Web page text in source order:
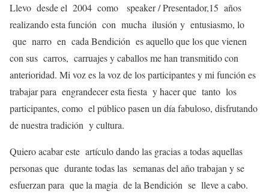
Llevo desde el 2004 como speaker / Presentador,15 años
realizando esta función con mucha ilusión y entusiasmo, lo
que narro en cada Bendición es aquello que los que vienen
con sus carros, carruajes y caballos me han transmitido con
anterioridad. Mi voz es la voz de los participantes y mi función es
trabajar para engrandecer esta fiesta y hacer que tanto los
participantes, como el público pasen un día fabuloso, disfrutando
de nuestra tradición y cultura.
Quiero acabar este artículo dando las gracias a todas aquellas
personas que durante todas las semanas del año trabajan y se
esfuerzan para que la magia de la Bendición se lleve a cabo.